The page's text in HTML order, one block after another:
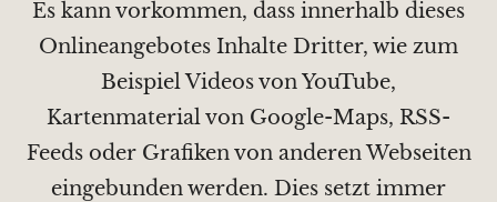
Es kann vorkommen, dass innerhalb dieses
Onlineangebotes Inhalte Dritter, wie zum
Beispiel Videos von YouTube,
Kartenmaterial von Google-Maps, RSS-
Feeds oder Grafiken von anderen Webseiten
eingebunden werden. Dies setzt immer